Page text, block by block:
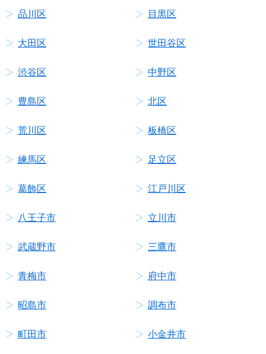
品川区 目黒区
大田区 世田谷区
渋谷区 中野区
豊島区 北区
荒川区 板橋区
練馬区 足立区
葛飾区 江戸川区
八王子市 立川市
武蔵野市 三鷹市
青梅市 府中市
昭島市 調布市
町田市 小金井市